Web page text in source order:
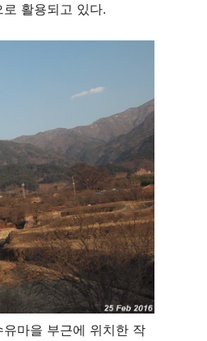
활용되고 있다.
마을 부근에 위치한 작